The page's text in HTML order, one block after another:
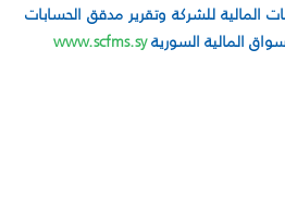
المالية للشركة وتقرير مدقق الحسابات
المالية السوريةwww.scfms.sy